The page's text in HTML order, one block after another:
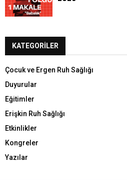
KATEGORILER
Çocuk ve Ergen Ruh Sağlığı
Duyurular
Eğitimler
Erişkin Ruh Sağlığı
Etkinlikler
Kongreler
Yazılar